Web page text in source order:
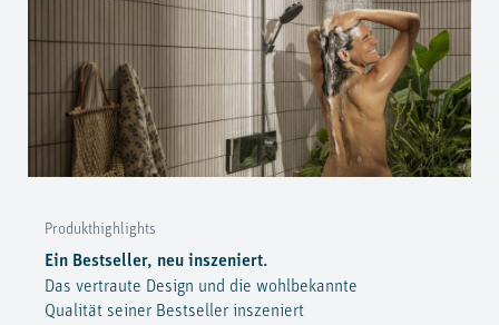
Produkthighlights
Ein Bestseller, neu inszeniert.
Das vertraute Design und die wohlbekannte
Qualität seiner Bestseller inszeniert